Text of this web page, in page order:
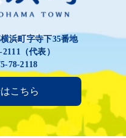
浜町字寺下35番地
（代表）
78-2118
こちら